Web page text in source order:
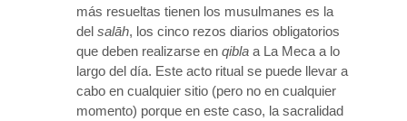
más resueltas tienen los musulmanes es la
del salāh, los cinco rezos diarios obligatorios
que deben realizarse en qibla a La Meca a lo
largo del día. Este acto ritual se puede llevar a
cabo en cualquier sitio (pero no en cualquier
momento) porque en este caso, la sacralidad